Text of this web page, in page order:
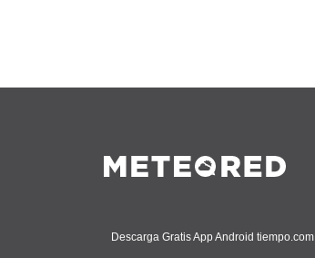
Descarga Gratis App Android tiempo.com